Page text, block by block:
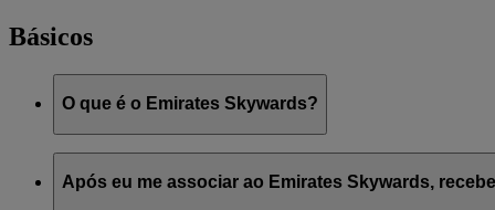
Básicos
O que é o Emirates Skywards?
Emirates Skywards é o premiado programa de fidelidade das
Ele oferece aos membros uma variedade de benefícios e
Após eu me associar ao Emirates Skywards,